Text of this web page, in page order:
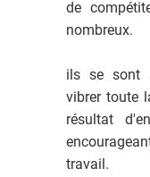
de
nombreux.
ils se sont
vibrer toute
résultat
travail.